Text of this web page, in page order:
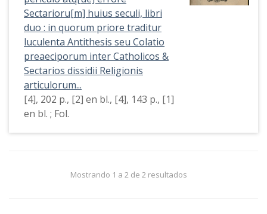
Sectarioru[m] huius seculi, libri
duo : in quorum priore traditur
luculenta Antithesis seu Colatio
preaeciporum inter Catholicos &
Sectarios dissidii Religionis
articulorum...
[4], 202 p., [2] en bl., [4], 143 p., [1]
en bl. ; Fol.
Mostrando 1 a 2 de 2 resultados